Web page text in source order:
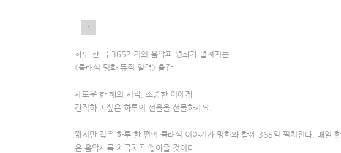
15
하루 한 곡 365가지의 음악과 명화가 펼쳐지는,
《클래식 명화 뮤직 일력》 출간
새로운 한 해의 시작, 소중한 이에게
간직하고 싶은 하루의 선율을 선물하세요.
짧지만 깊은 하루 한 편의 클래식 이야기가 명화와 함께 365일 펼쳐진다. 매일
은 음악사를 차곡차곡 쌓아줄 것이다.